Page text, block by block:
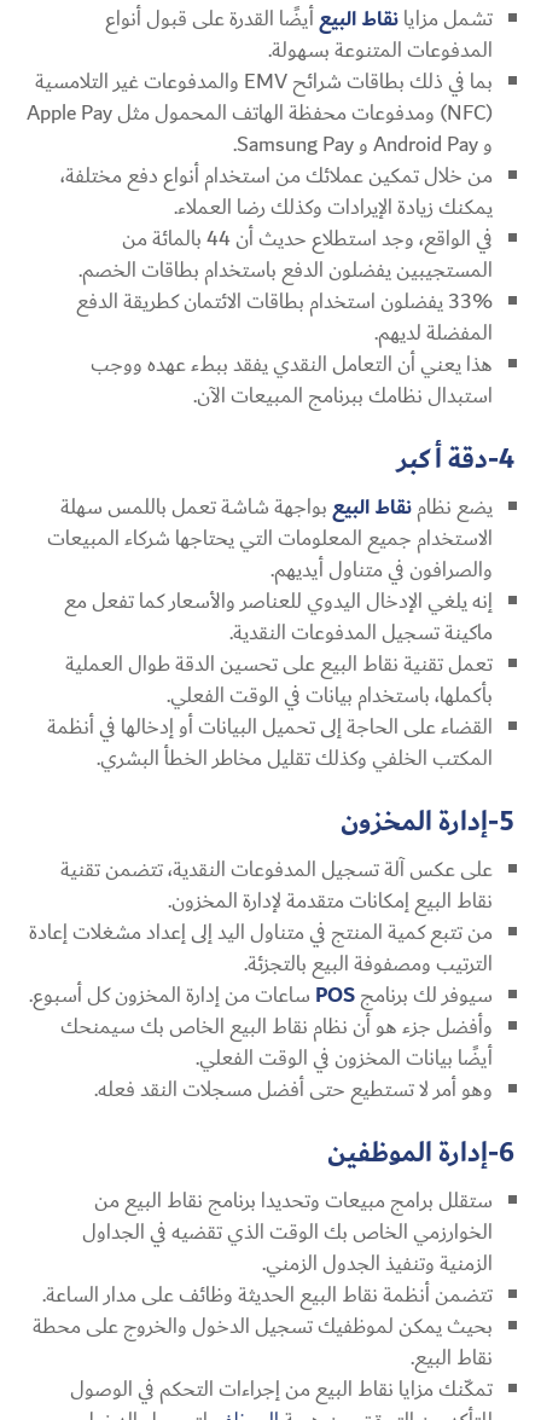
تشمل مزايانقاط البيعأيضًا القدرة على قبول أنواع
المدفوعات المتنوعة بسهولة.
بما في ذلك بطاقات شرائح EMV والمدفوعات غير التلامسية
(NFC) ومدفوعات محفظة الهاتف المحمول مثل Apple Pay
و Android Pay و Samsung Pay.
من خلال تمكين عملائك من استخدام أنواع دفع مختلفة،
يمكنك زيادة الإيرادات وكذلك رضا العملاء.
في الواقع، وجد استطلاع حديث أن 44 بالمائة من
المستجيبين يفضلون الدفع باستخدام بطاقات الخصم.
33% يفضلون استخدام بطاقات الائتمان كطريقة الدفع
المفضلة لديهم.
هذا يعني أن التعامل النقدي يفقد ببطء عهده ووجب
استبدال نظامك ببرنامج المبيعات الآن.
4-دقة أكبر
يضع نظامنقاط البيعبواجهة شاشة تعمل باللمس سهلة
الاستخدام جميع المعلومات التي يحتاجها شركاء المبيعات
والصرافون في متناول أيديهم.
إنه يلغي الإدخال اليدوي للعناصر والأسعار كما تفعل مع
ماكينة تسجيل المدفوعات النقدية.
تعمل تقنية نقاط البيع على تحسين الدقة طوال العملية
بأكملها، باستخدام بيانات في الوقت الفعلي.
القضاء على الحاجة إلى تحميل البيانات أو إدخالها في أنظمة
المكتب الخلفي وكذلك تقليل مخاطر الخطأ البشري.
5-إدارة المخزون
على عكس آلة تسجيل المدفوعات النقدية، تتضمن تقنية
نقاط البيع إمكانات متقدمة لإدارة المخزون.
من تتبع كمية المنتج في متناول اليد إلى إعداد مشغلات إعادة
الترتيب ومصفوفة البيع بالتجزئة.
سيوفر لك برنامجPOS ساعات من إدارة المخزون كل أسبوع.
وأفضل جزء هو أن نظام نقاط البيع الخاص بك سيمنحك
أيضًا بيانات المخزون في الوقت الفعلي.
وهو أمر لا تستطيع حتى أفضل مسجلات النقد فعله.
6-إدارة الموظفين
ستقلل برامج مبيعات وتحديدا برنامج نقاط البيع من
الخوارزمي الخاص بك الوقت الذي تقضيه في الجداول
الزمنية وتنفيذ الجدول الزمني.
تتضمن أنظمة نقاط البيع الحديثة وظائف على مدار الساعة.
بحيث يمكن لموظفيك تسجيل الدخول والخروج على محطة
نقاط البيع.
تمكّنك مزايا نقاط البيع من إجراءات التحكم في الوصول